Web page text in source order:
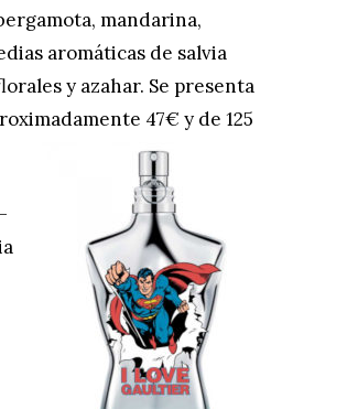
mandarina,
aromáticas de salvia
y azahar. Se presenta
47€ y de 125